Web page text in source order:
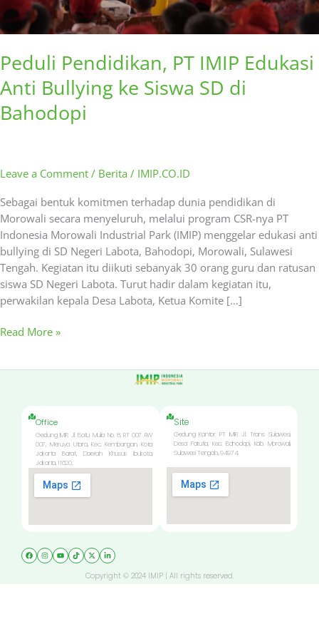
Peduli Pendidikan, PT IMIP Edukasi
Anti Bullying ke Siswa SD di
Bahodopi
Leave a Comment / Berita / IMIP.CO.ID
Sebagai bentuk komitmen terhadap dunia pendidikan di
Morowali secara menyeluruh, melalui program CSR-nya PT
Indonesia Morowali Industrial Park (IMIP) menggelar edukasi anti
bullying di SD Negeri Labota, Bahodopi, Morowali, Sulawesi
Tengah. Kegiatan itu diikuti sebanyak 30 orang guru dan ratusan
siswa SD Negeri Labota. Turut hadir dalam kegiatan itu,
perwakilan kepala Desa Labota, Ketua Komite […]
SD
di
Read More »
Office
Gedung IMIP, Jl. Batu Mulia No. 8, RT 007 RW
007, Meruya Utara, Kec. Kembangan, Kota
Jakarta Barat, Daerah Khusus Ibukota,
Jakarta, 11620.
Site
Gedung Kantor PT IMIP, Jl. Trans Sulawesi,
Desa Fatufia, Kec. Bahodopi, Kab. Morowali,
Sulawesi Tengah, 94974.
Copyright © 2024 IMIP | All rights reserved.